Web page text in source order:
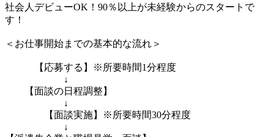
社会人デビューOK！90％以上が未経験からのスタートで
す！
＜お仕事開始までの基本的な流れ＞
【応募する】※所要時間1分程度
↓
【面談の日程調整】
↓
【面談実施】※所要時間30分程度
↓